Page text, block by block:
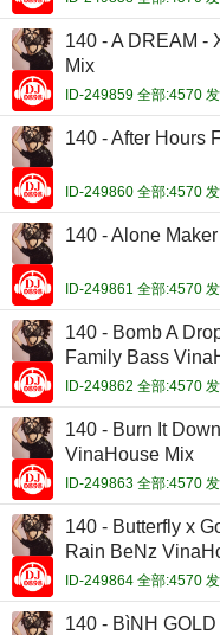
140 - A DREAM -
Mix
ID-249859 全部:4570
140 - After Hours
ID-249860 全部:4570
140 - Alone
ID-249861 全部:4570
140 - Bomb A
Family Bass
ID-249862 全部:4570
140 - Burn It
VinaHouse Mix
ID-249863 全部:4570
140 - Butterfly x
Rain BeNz
ID-249864 全部:4570
140 - BìNH